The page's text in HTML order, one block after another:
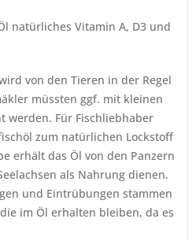
natürliches Vitamin A, D3 und
von den Tieren in der Regel
müssten ggf. mit kleinen
werden. Für Fischliebhaber
zum natürlichen Lockstoff
erhält das Öl von den Panzern
als Nahrung dienen.
und Eintrübungen stammen
im Öl erhalten bleiben, da es